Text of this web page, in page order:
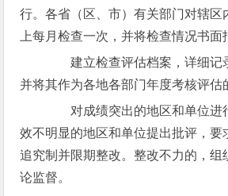
行。各省（区、市）有关部门对辖区
上每月检查一次，并将检查情况书面
建立检查评估档案，详细记
并将其作为各地各部门年度考核评估
对成绩突出的地区和单位进
效不明显的地区和单位提出批评，要
追究制并限期整改。整改不力的，组
论监督。